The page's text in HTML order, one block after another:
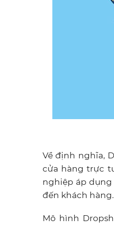
Về định nghĩa,
cửa hàng trực
nghiệp áp dụng
đến khách hàng.
Mô hình